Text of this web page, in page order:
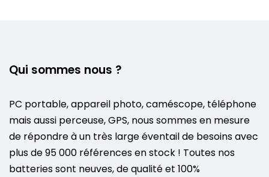
Qui sommes nous ?
PC portable, appareil photo, caméscope, téléphone
mais aussi perceuse, GPS, nous sommes en mesure
de répondre à un très large éventail de besoins avec
plus de 95 000 références en stock ! Toutes nos
batteries sont neuves, de qualité et 100%